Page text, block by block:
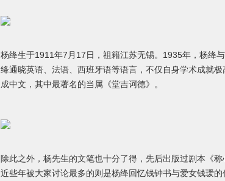
杨绛生于1911年7月17日，祖籍江苏无锡。1935年，杨绛
绛通晓英语、法语、西班牙语等语言，不仅自身学术成就
成中文，其中最著名的当属《堂吉诃德》。
除此之外，杨先生的文笔也十分了得，先后出版过剧本《
近些年被大家讨论最多的则是杨绛回忆钱钟书与爱女钱瑗的